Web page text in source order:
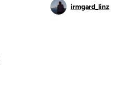
irmgard_linz